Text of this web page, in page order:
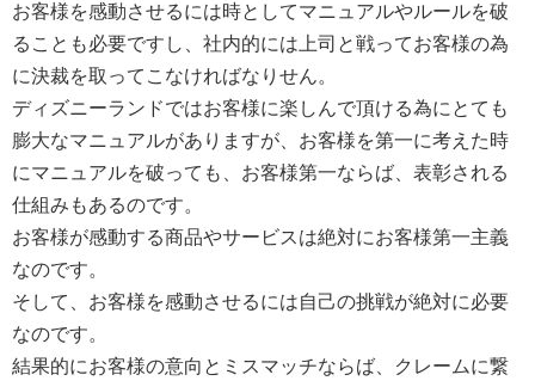
お客様を感動させるには時としてマニュアルやルールを破
ることも必要ですし、社内的には上司と戦ってお客様の為
に決裁を取ってこなければなりせん。
ディズニーランドではお客様に楽しんで頂ける為にとても
膨大なマニュアルがありますが、お客様を第一に考えた時
にマニュアルを破っても、お客様第一ならば、表彰される
仕組みもあるのです。
お客様が感動する商品やサービスは絶対にお客様第一主義
なのです。
そして、お客様を感動させるには自己の挑戦が絶対に必要
なのです。
結果的にお客様の意向とミスマッチならば、クレームに繋